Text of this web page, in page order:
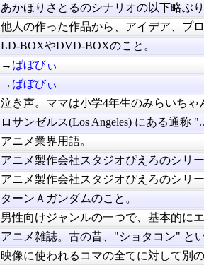
あかほりさとるのシナリオの以下略ぶ
他人の作った作品から、アイデア、プ
LD-BOXやDVD-BOXのこと。
→ ばぼびぃ
→ ばぼびぃ
泣き声。ママは小学4年生のみらいちゃ
ロサンゼルス(Los Angeles) にある通称
アニメ業界用語。
アニメ製作会社スタジオぴえろのシリ
アニメ製作会社スタジオぴえろのシリ
ターンＡガンダムのこと。
男性向けジャンルの一つで、基本的に
アニメ雑誌。古の昔、"ショタコン" と
映像に使われるコマの全てに対して別